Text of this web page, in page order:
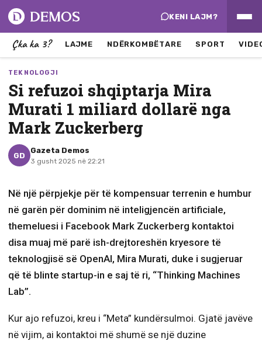
KENI LAJM?
Çka ka 3? LAJME NDËRKOMBËTARE SPORT
TEKNOLOGJI
Si refuzoi shqiptarja Mira
Murati 1 miliard dollarë nga
Mark Zuckerberg
GD
Gazeta Demos
3 gusht 2025 në 22:21
Në një përpjekje për të kompensuar terrenin e humbur
në garën për dominim në inteligjencën artificiale,
themeluesi i Facebook Mark Zuckerberg kontaktoi
disa muaj më parë ish-drejtoreshën kryesore të
teknologjisë së OpenAI, Mira Murati, duke i sugjeruar
që të blinte startup-in e saj të ri, “Thinking Machines
Lab”.
Kur ajo refuzoi, kreu i “Meta” kundërsulmoi. Gjatë javëve
në vijim, ai kontaktoi më shumë se një duzine